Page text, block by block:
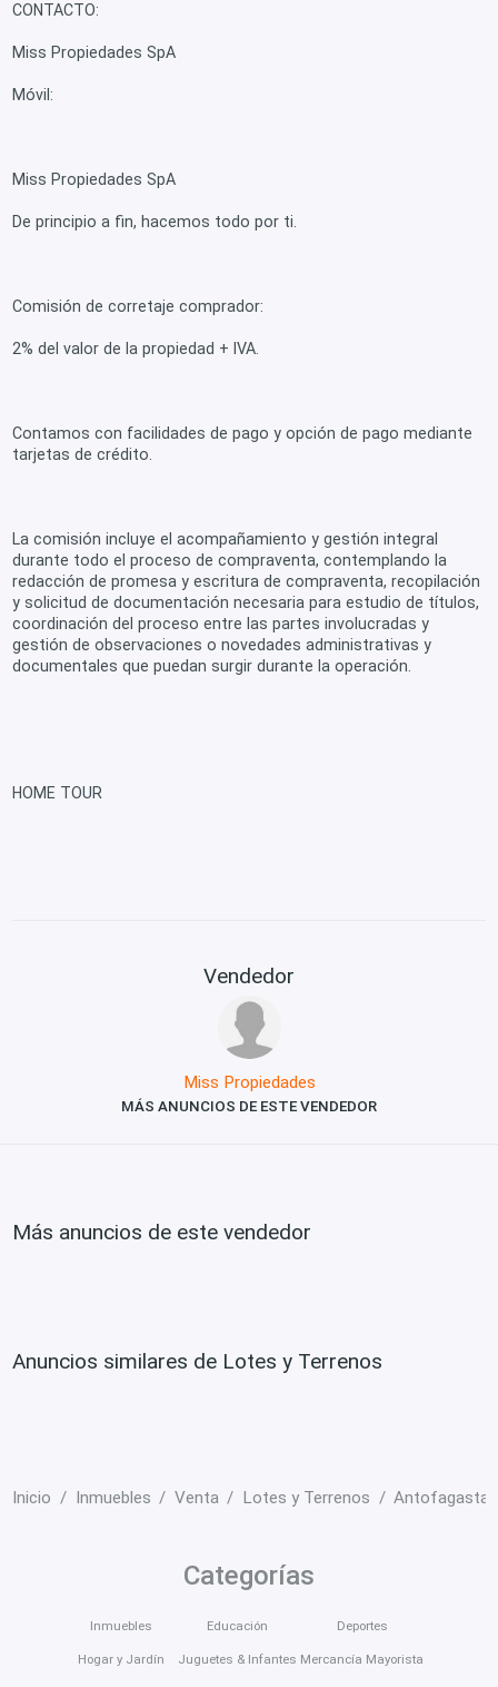
CONTACTO:
Miss Propiedades SpA
Móvil:
Miss Propiedades SpA
De principio a fin, hacemos todo por ti.
Comisión de corretaje comprador:
2% del valor de la propiedad + IVA.
Contamos con facilidades de pago y opción de pago mediante
tarjetas de crédito.
La comisión incluye el acompañamiento y gestión integral
durante todo el proceso de compraventa, contemplando la
redacción de promesa y escritura de compraventa, recopilación
y solicitud de documentación necesaria para estudio de títulos,
coordinación del proceso entre las partes involucradas y
gestión de observaciones o novedades administrativas y
documentales que puedan surgir durante la operación.
HOME TOUR
Vendedor
Miss Propiedades
MÁS ANUNCIOS DE ESTE VENDEDOR
Más anuncios de este vendedor
Anuncios similares de Lotes y Terrenos
Inicio Inmuebles Venta Lotes y Terrenos Antofagasta
Categorías
Inmuebles
Hogar y Jardín
Educación
Juguetes & Infantes
Deportes
Mercancía Mayorista